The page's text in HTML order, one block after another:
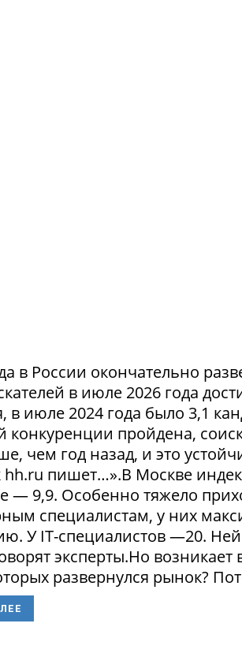
в России окончательно
в июле 2026 года
в июле 2024 года было 3,1
конкуренции пройдена,
чем год назад, и это
пишет…».В Москве
— 9,9. Особенно тяжело
специалистам, у них
У IT-специалистов —20.
эксперты.Но возникает
развернулся рынок?